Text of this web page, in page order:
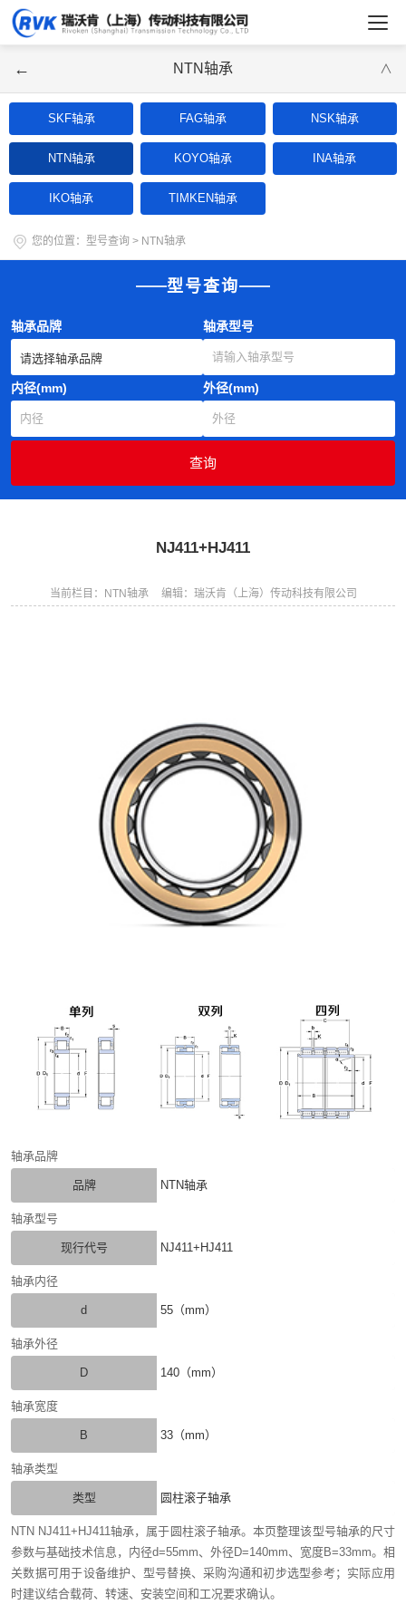
← NTN轴承 ∨
SKF轴承 FAG轴承 NSK轴承
NTN轴承 KOYO轴承 INA轴承
IKO轴承 TIMKEN轴承
您的位置： 型号查询 > NTN轴承
型号查询
轴承品牌 轴承型号
内径(mm) 外径(mm)
NJ411+HJ411
当前栏目：NTN轴承 编辑：瑞沃肯（上海）传动科技有限公司
轴承品牌
品牌 NTN轴承
轴承型号
现行代号 NJ411+HJ411
轴承内径
d 55（mm）
轴承外径
D 140（mm）
轴承宽度
B 33（mm）
轴承类型
类型 圆柱滚子轴承
NTN NJ411+HJ411轴承，属于圆柱滚子轴承。本页整理该型号轴承的尺寸
参数与基础技术信息，内径d=55mm、外径D=140mm、宽度B=33mm。相
关数据可用于设备维护、型号替换、采购沟通和初步选型参考；实际应用
时建议结合载荷、转速、安装空间和工况要求确认。